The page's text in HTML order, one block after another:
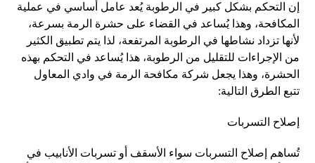
إن التحكم بشكل كبير في الرطوبة يُعد عامل أساسي في عملية
المكافحة، وهذا يُساعد في القضاء على حشرة الرمة بسرعة،
لأنها تزداد نشاطها في الرطوبة المرتفعة، لذا يتم تطبيق الكثير
من الإجراءات للتقليل من الرطوبة، هذا يُساعد في التحكم بهذه
الحشرة، وهذا يجعل شركة مكافحة الرمة في وادي المعاول
تتبع الطرق التالية:
إصلاح التسربات
تُساهم إصلاح التسربات سواء الأسقف أو تسربات الأنابيب في